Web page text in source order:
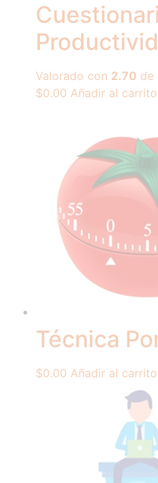
Valorado con 2.70 de
$0.00 Añadir al carrito
Técnica
$0.00 Añadir al carrito